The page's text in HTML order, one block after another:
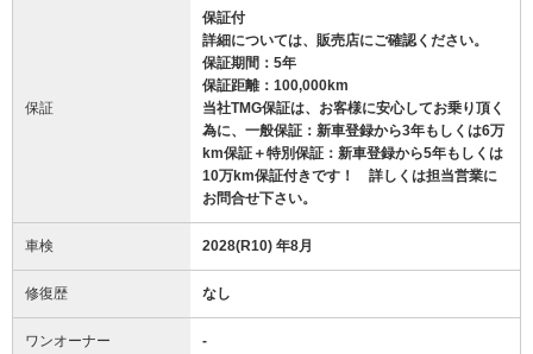
保証
保証付
詳細については、販売店にご確認ください。
保証期間：5年
保証距離：100,000km
当社TMG保証は、お客様に安心してお乗り頂く
為に、一般保証：新車登録から3年もしくは6万
km保証＋特別保証：新車登録から5年もしくは
10万km保証付きです！ 詳しくは担当営業に
お問合せ下さい。
車検 2028(R10) 年8月
修復歴 なし
ワンオーナー -